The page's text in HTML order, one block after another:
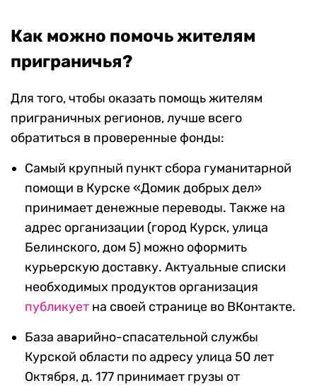
Как можно помочь жителям
приграничья?
Для того, чтобы оказать помощь жителям
приграничных регионов, лучше всего
обратиться в проверенные фонды:
Самый крупный пункт сбора гуманитарной
помощи в Курске «Домик добрых дел»
принимает денежные переводы. Также на
адрес организации (город Курск, улица
Белинского, дом 5) можно оформить
курьерскую доставку. Актуальные списки
необходимых продуктов организация
публикует на своей странице во ВКонтакте.
База аварийно-спасательной службы
Курской области по адресу улица 50 лет
Октября, д. 177 принимает грузы от